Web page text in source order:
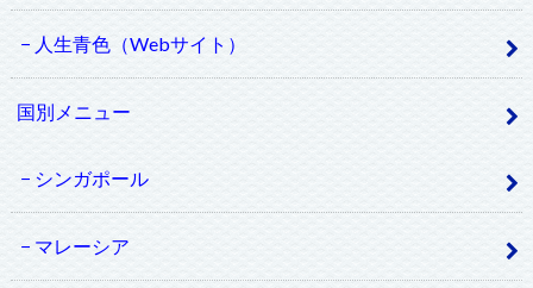
人生青色（Webサイト）
国別メニュー
シンガポール
マレーシア